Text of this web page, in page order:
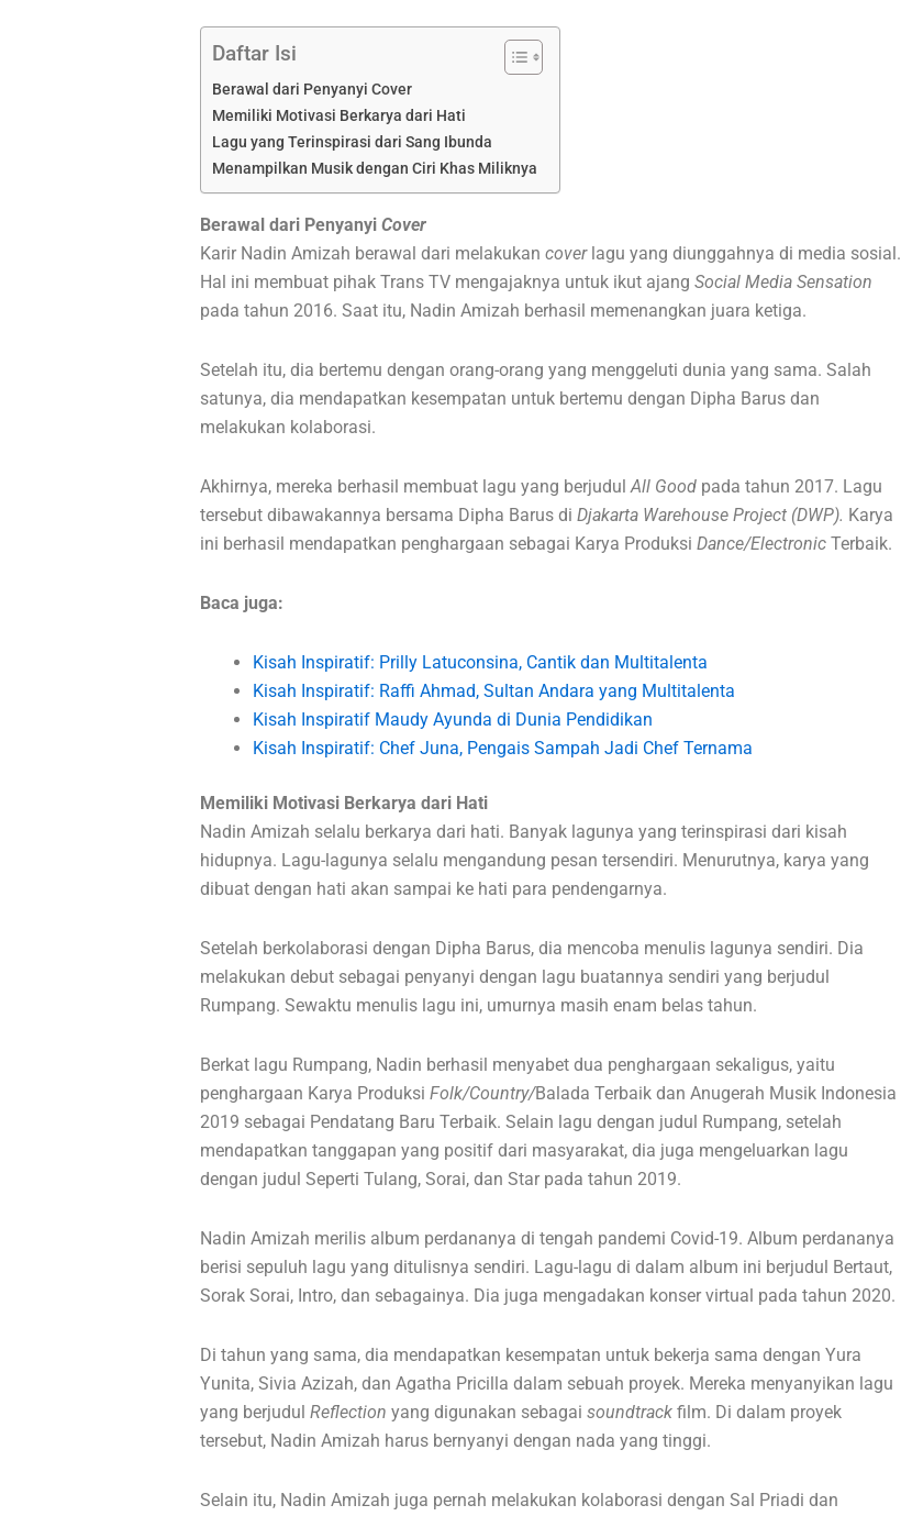
Daftar Isi
Berawal dari Penyanyi Cover
Memiliki Motivasi Berkarya dari Hati
Lagu yang Terinspirasi dari Sang Ibunda
Menampilkan Musik dengan Ciri Khas Miliknya
Berawal dari Penyanyi Cover
Karir Nadin Amizah berawal dari melakukan coverlagu yang diunggahnya di media sosial.
Hal ini membuat pihak Trans TV mengajaknya untuk ikut ajang Social Media Sensation
pada tahun 2016. Saat itu, Nadin Amizah berhasil memenangkan juara ketiga.
Setelah itu, dia bertemu dengan orang-orang yang menggeluti dunia yang sama. Salah
satunya, dia mendapatkan kesempatan untuk bertemu dengan Dipha Barus dan
melakukan kolaborasi.
Akhirnya, mereka berhasil membuat lagu yang berjudul All Good pada tahun 2017. Lagu
tersebut dibawakannya bersama Dipha Barus di Djakarta Warehouse Project (DWP). Karya
ini berhasil mendapatkan penghargaan sebagai Karya Produksi Dance/Electronic Terbaik.
Baca juga:
Kisah Inspiratif: Prilly Latuconsina, Cantik dan Multitalenta
Kisah Inspiratif: Raffi Ahmad, Sultan Andara yang Multitalenta
Kisah Inspiratif Maudy Ayunda di Dunia Pendidikan
Kisah Inspiratif: Chef Juna, Pengais Sampah Jadi Chef Ternama
Memiliki Motivasi Berkarya dari Hati
Nadin Amizah selalu berkarya dari hati. Banyak lagunya yang terinspirasi dari kisah
hidupnya. Lagu-lagunya selalu mengandung pesan tersendiri. Menurutnya, karya yang
dibuat dengan hati akan sampai ke hati para pendengarnya.
Setelah berkolaborasi dengan Dipha Barus, dia mencoba menulis lagunya sendiri. Dia
melakukan debut sebagai penyanyi dengan lagu buatannya sendiri yang berjudul
Rumpang. Sewaktu menulis lagu ini, umurnya masih enam belas tahun.
Berkat lagu Rumpang, Nadin berhasil menyabet dua penghargaan sekaligus, yaitu
penghargaan Karya Produksi Folk/Country/Balada Terbaik dan Anugerah Musik Indonesia
2019 sebagai Pendatang Baru Terbaik. Selain lagu dengan judul Rumpang, setelah
mendapatkan tanggapan yang positif dari masyarakat, dia juga mengeluarkan lagu
dengan judul Seperti Tulang, Sorai, dan Star pada tahun 2019.
Nadin Amizah merilis album perdananya di tengah pandemi Covid-19. Album perdananya
berisi sepuluh lagu yang ditulisnya sendiri. Lagu-lagu di dalam album ini berjudul Bertaut,
Sorak Sorai, Intro, dan sebagainya. Dia juga mengadakan konser virtual pada tahun 2020.
Di tahun yang sama, dia mendapatkan kesempatan untuk bekerja sama dengan Yura
Yunita, Sivia Azizah, dan Agatha Pricilla dalam sebuah proyek. Mereka menyanyikan lagu
yang berjudul Reflection yang digunakan sebagai soundtrack film. Di dalam proyek
tersebut, Nadin Amizah harus bernyanyi dengan nada yang tinggi.
Selain itu, Nadin Amizah juga pernah melakukan kolaborasi dengan Sal Priadi dan